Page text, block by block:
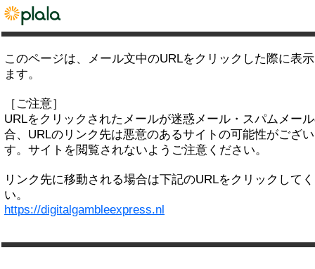
このページは、メール文中のURLをクリックした際に表
ます。
［ご注意］
URLをクリックされたメールが迷惑メール・スパムメー
合、URLのリンク先は悪意のあるサイトの可能性がござ
す。サイトを閲覧されないようご注意ください。
リンク先に移動される場合は下記のURLをクリックして
い。
https://digitalgambleexpress.nl